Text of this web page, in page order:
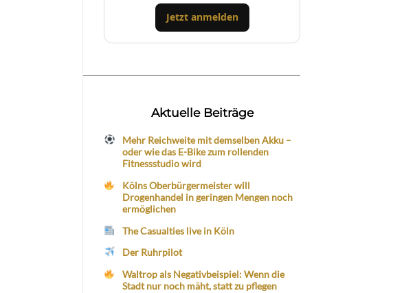
Jetzt anmelden
Aktuelle Beiträge
Mehr Reichweite mit demselben Akku –
oder wie das E-Bike zum rollenden
Fitnessstudio wird
Kölns Oberbürgermeister will
Drogenhandel in geringen Mengen noch
ermöglichen
The Casualties live in Köln
Der Ruhrpilot
Waltrop als Negativbeispiel: Wenn die
Stadt nur noch mäht, statt zu pflegen